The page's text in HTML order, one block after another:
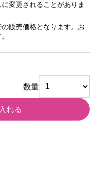
変更されることがありま
販売価格となります。お
数量
れる